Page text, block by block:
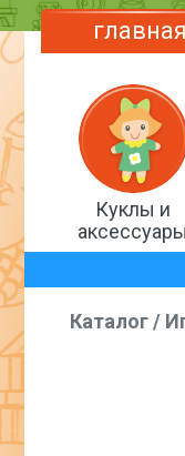
главная
Куклы и
аксессуары
Каталог/